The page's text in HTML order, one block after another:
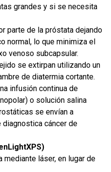
grandes y si se necesita
parte de la próstata dejando
normal, lo que minimiza el
venoso subcapsular.
se extirpan utilizando un
de diatermia cortante.
infusión continua de
o solución salina
se envían a
cáncer de
mediante láser, en lugar de